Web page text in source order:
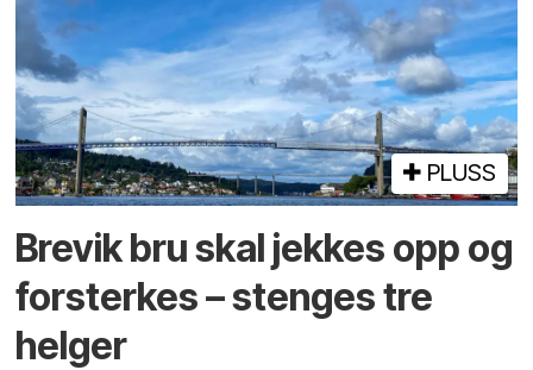
PLUSS
Brevik bru skal jekkes opp og
forsterkes – stenges tre
helger